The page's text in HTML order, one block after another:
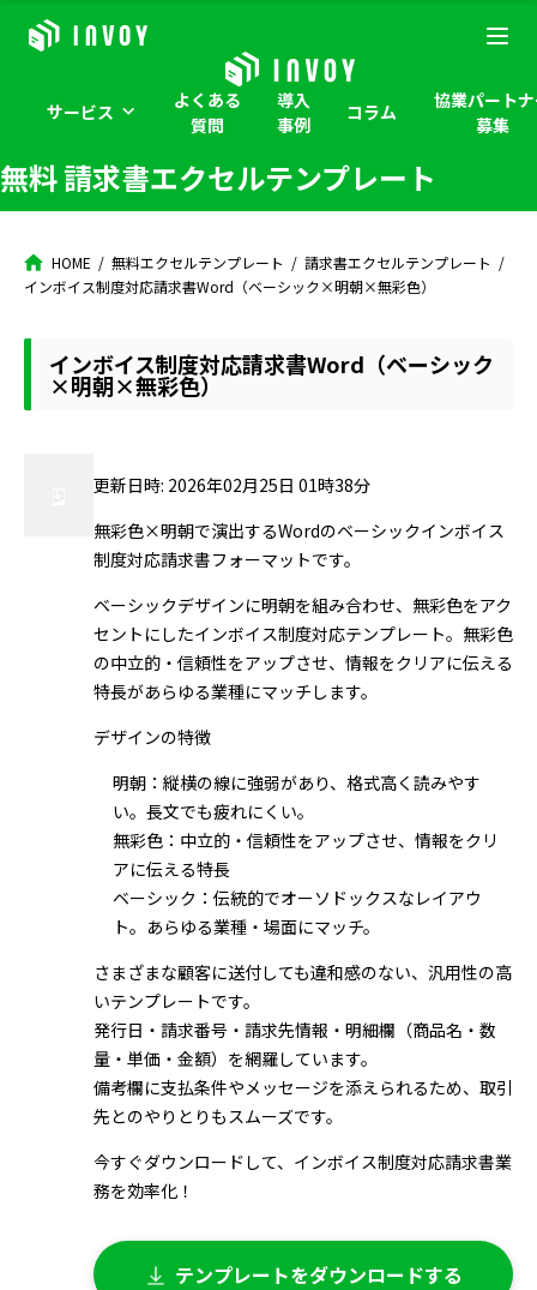
サービス
よくある
質問
導入
事例
コラム
協業パート
募集
無料 請求書エクセルテンプレート
HOME 無料エクセルテンプレート
請求書エクセルテンプレート
インボイス制度対応請求書Word（ベーシック×明朝×無彩色）
インボイス制度対応請求書Word（ベーシック
×明朝×無彩色）
更新日時: 2026年02月25日 01時38分
無彩色×明朝で演出するWordのベーシックインボイス
制度対応請求書フォーマットです。
ベーシックデザインに明朝を組み合わせ、無彩色をアク
セントにしたインボイス制度対応テンプレート。無彩色
の中立的・信頼性をアップさせ、情報をクリアに伝える
特長があらゆる業種にマッチします。
デザインの特徴
明朝：縦横の線に強弱があり、格式高く読みやす
い。長文でも疲れにくい。
無彩色：中立的・信頼性をアップさせ、情報をクリ
アに伝える特長
ベーシック：伝統的でオーソドックスなレイアウ
ト。あらゆる業種・場面にマッチ。
さまざまな顧客に送付しても違和感のない、汎用性の高
いテンプレートです。
発行日・請求番号・請求先情報・明細欄（商品名・数
量・単価・金額）を網羅しています。
備考欄に支払条件やメッセージを添えられるため、取引
先とのやりとりもスムーズです。
今すぐダウンロードして、インボイス制度対応請求書業
務を効率化！
テンプレートをダウンロードする